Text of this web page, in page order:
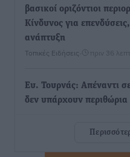
βασικοί οριζόντιοι
Κίνδυνος για
ανάπτυξη
Τοπικές Ειδήσεις πριν 36
Ευ. Τουρνάς: Απέναντι
δεν υπάρχουν